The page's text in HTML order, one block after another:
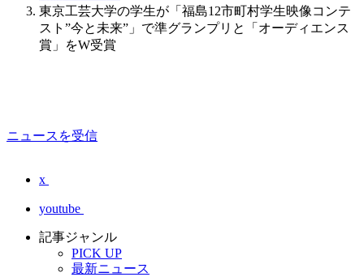
東京工芸大学の学生が「福島12市町村学生映像コンテ
スト”今と未来”」で準グランプリと「オーディエンス
賞」をW受賞
ニュースを受信
x
youtube
記事ジャンル
PICK UP
最新ニュース